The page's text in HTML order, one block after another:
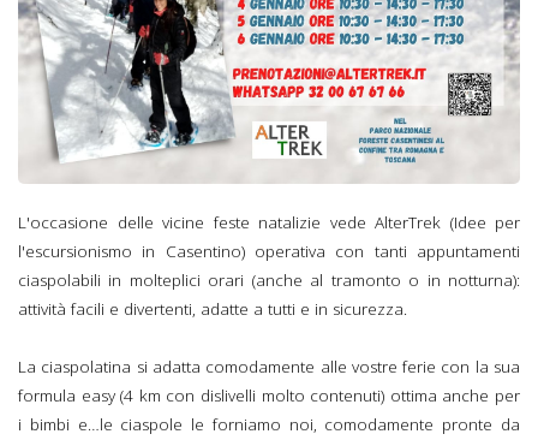
L'occasione delle vicine feste natalizie vede AlterTrek (Idee per
l'escursionismo in Casentino) operativa con tanti appuntamenti
ciaspolabili in molteplici orari (anche al tramonto o in notturna):
attività facili e divertenti, adatte a tutti e in sicurezza.
La ciaspolatina si adatta comodamente alle vostre ferie con la sua
formula easy (4 km con dislivelli molto contenuti) ottima anche per
i bimbi e…le ciaspole le forniamo noi, comodamente pronte da